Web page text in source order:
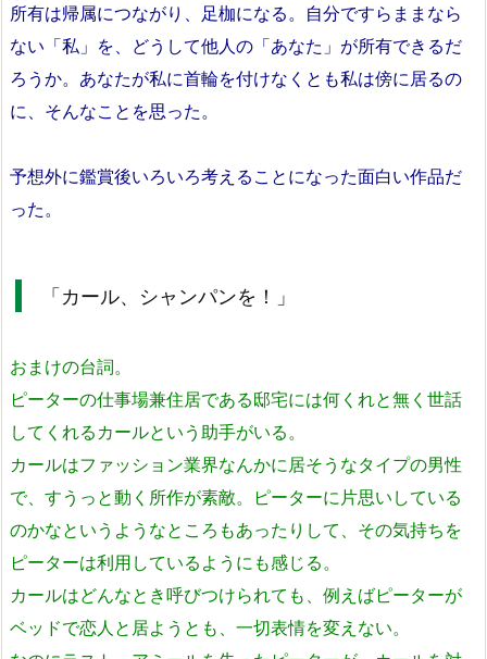
所有は帰属につながり、足枷になる。自分ですらままなら
ない「私」を、どうして他人の「あなた」が所有できるだ
ろうか。あなたが私に首輪を付けなくとも私は傍に居るの
に、そんなことを思った。
予想外に鑑賞後いろいろ考えることになった面白い作品だ
った。
「カール、シャンパンを！」
おまけの台詞。
ピーターの仕事場兼住居である邸宅には何くれと無く世話
してくれるカールという助手がいる。
カールはファッション業界なんかに居そうなタイプの男性
で、すうっと動く所作が素敵。ピーターに片思いしている
のかなというようなところもあったりして、その気持ちを
ピーターは利用しているようにも感じる。
カールはどんなとき呼びつけられても、例えばピーターが
ベッドで恋人と居ようとも、一切表情を変えない。